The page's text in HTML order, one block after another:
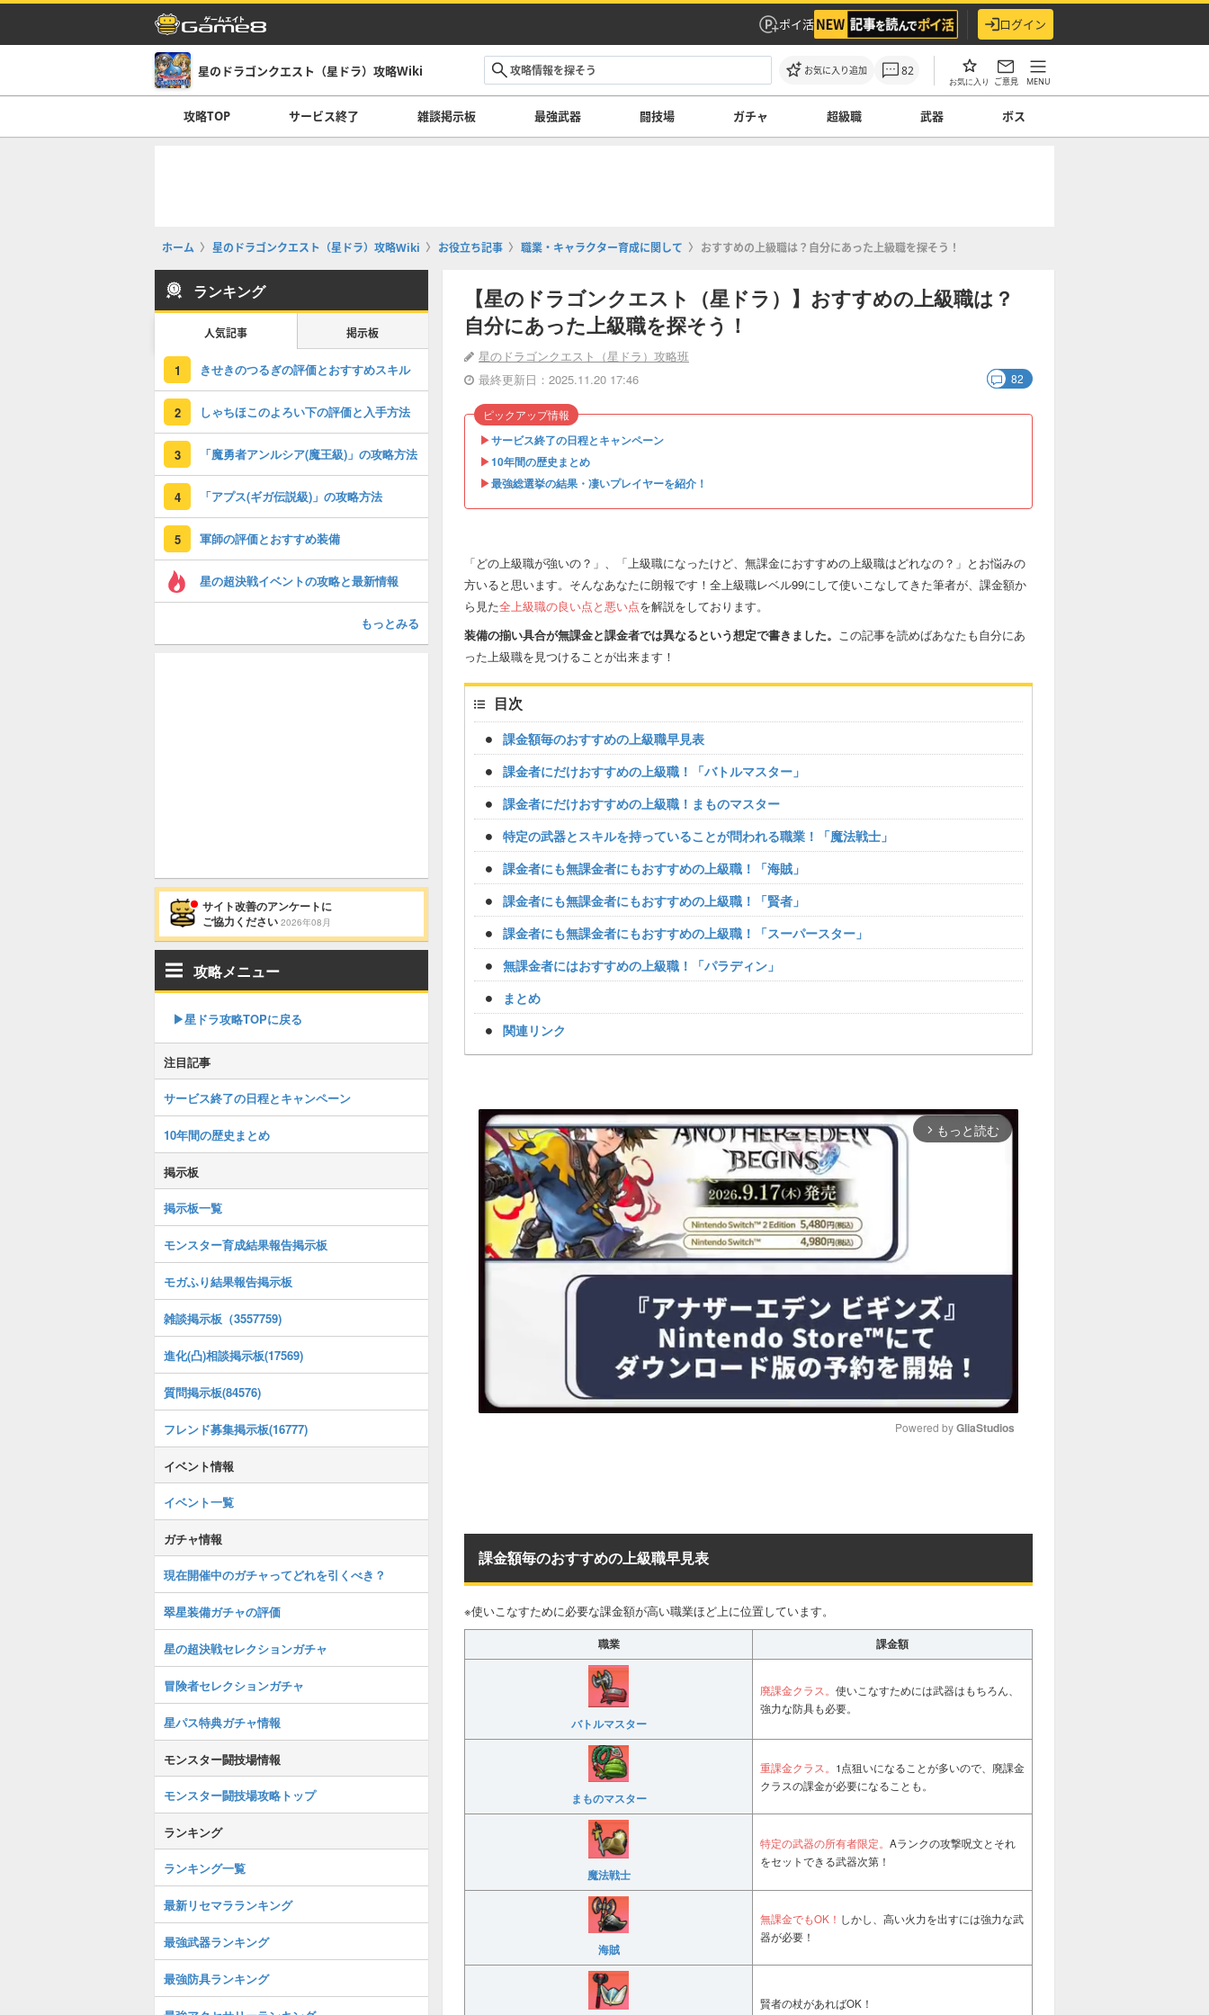
ポイ活 ログイン
星のドラゴンクエスト（星ドラ）攻略Wiki お気に入り追加 82
お気に入り ご意見 MENU
攻略TOP サービス終了 雑談掲示板 最強武器 闘技場 ガチャ 超級職 武器 ボス
ホーム 星のドラゴンクエスト（星ドラ）攻略Wiki お役立ち記事 職業・キャラクター育成に関して おすすめの上級職は？自分にあった上級職を探そう！
【星のドラゴンクエスト（星ドラ）】おすすめの上級職は？
自分にあった上級職を探そう！
星のドラゴンクエスト（星ドラ）攻略班
最終更新日：2025.11.20 17:46
82
▶︎サービス終了の日程とキャンペーン
▶︎10年間の歴史まとめ
▶︎最強総選挙の結果・凄いプレイヤーを紹介！
ピックアップ情報
「どの上級職が強いの？」、「上級職になったけど、無課金におすすめの上級職はどれなの？」とお悩みの
方いると思います。そんなあなたに朗報です！全上級職レベル99にして使いこなしてきた筆者が、課金額か
ら見た全上級職の良い点と悪い点を解説をしております。
装備の揃い具合が無課金と課金者では異なるという想定で書きました。 この記事を読めばあなたも自分にあ
った上級職を見つけることが出来ます！
目次
課金額毎のおすすめの上級職早見表
課金者にだけおすすめの上級職！「バトルマスター」
課金者にだけおすすめの上級職！まものマスター
特定の武器とスキルを持っていることが問われる職業！「魔法戦士」
課金者にも無課金者にもおすすめの上級職！「海賊」
課金者にも無課金者にもおすすめの上級職！「賢者」
課金者にも無課金者にもおすすめの上級職！「スーパースター」
無課金者にはおすすめの上級職！「パラディン」
まとめ
関連リンク
arrow_forward_ios もっと読む
Powered by GliaStudios
課金額毎のおすすめの上級職早見表
※使いこなすために必要な課金額が高い職業ほど上に位置しています。
職業 課金額
バトルマスター
廃課金クラス。 使いこなすためには武器はもちろん、
強力な防具も必要。
まものマスター
重課金クラス。 1点狙いになることが多いので、廃課金
クラスの課金が必要になることも。
魔法戦士
特定の武器の所有者限定。 Aランクの攻撃呪文とそれ
をセットできる武器次第！
海賊
無課金でもOK！ しかし、高い火力を出すには強力な武
器が必要！
賢者の杖があればOK！
ランキング
人気記事 掲示板
1 きせきのつるぎの評価とおすすめスキル
2 しゃちほこのよろい下の評価と入手方法
3 「魔勇者アンルシア(魔王級)」の攻略方法
4 「アプス(ギガ伝説級)」の攻略方法
5 軍師の評価とおすすめ装備
星の超決戦イベントの攻略と最新情報
もっとみる
サイト改善のアンケートに
ご協力ください 2026年08月
攻略メニュー
▶︎星ドラ攻略TOPに戻る
注目記事
サービス終了の日程とキャンペーン
10年間の歴史まとめ
掲示板
掲示板一覧
モンスター育成結果報告掲示板
モガふり結果報告掲示板
雑談掲示板（3557759)
進化(凸)相談掲示板(17569)
質問掲示板(84576)
フレンド募集掲示板(16777)
イベント情報
イベント一覧
ガチャ情報
現在開催中のガチャってどれを引くべき？
翠星装備ガチャの評価
星の超決戦セレクションガチャ
冒険者セレクションガチャ
星パス特典ガチャ情報
モンスター闘技場情報
モンスター闘技場攻略トップ
ランキング
ランキング一覧
最新リセマラランキング
最強武器ランキング
最強防具ランキング